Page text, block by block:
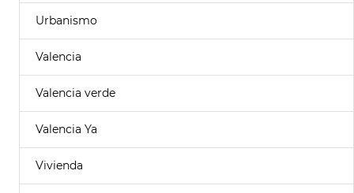
Urbanismo
Valencia
Valencia verde
Valencia Ya
Vivienda